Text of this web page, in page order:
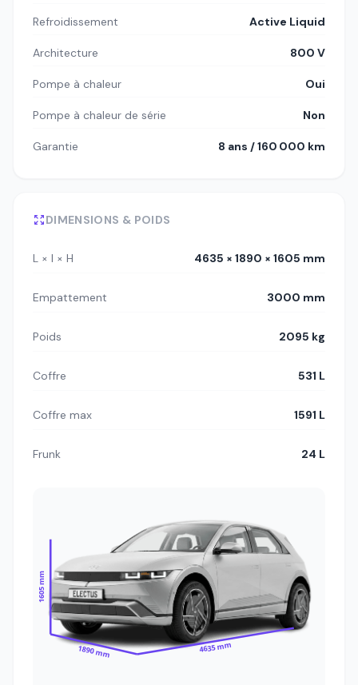
Refroidissement Active Liquid
Architecture 800 V
Pompe à chaleur Oui
Pompe à chaleur de série Non
Garantie 8 ans / 160 000 km
DIMENSIONS & POIDS
L × l × H 4635 × 1890 × 1605 mm
Empattement 3000 mm
Poids 2095 kg
Coffre 531 L
Coffre max 1591 L
Frunk 24 L
1605 mm
1890 mm 4635 mm